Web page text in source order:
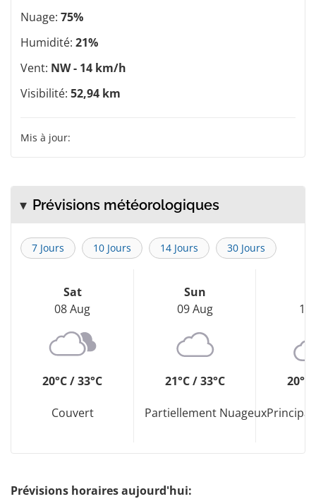
Nuage: 75%
Humidité: 21%
Vent: NW - 14 km/h
Visibilité: 52,94 km
Mis à jour:
Prévisions météorologiques
7 Jours 10 Jours 14 Jours 30 Jours
Sat
08 Aug
20°C / 33°C
Couvert
Sun
09 Aug
21°C / 33°C
Partiellement Nuageux
10
20°C
Prévisions horaires aujourd'hui: